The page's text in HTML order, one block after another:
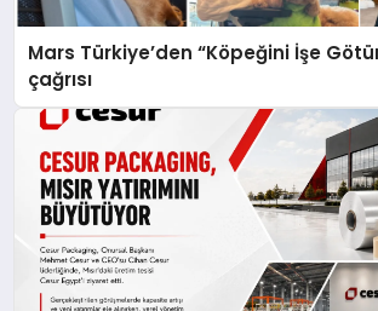
Mars Türkiye’den “Köpeğini İşe
çağrısı